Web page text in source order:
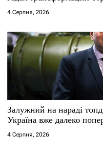
4 Серпня, 2026
Залужний на нараді
Україна вже далеко
4 Серпня, 2026